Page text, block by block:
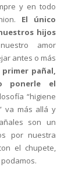
y en todo
El único
hijos
amor
antes o más
pañal,
ponerle el
“higiene
va más allá y
son un
por nuestra
el chupete,